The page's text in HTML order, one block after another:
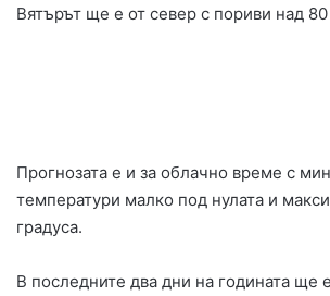
Вятърът ще е от север с пориви над
Прогнозата е и за облачно време с
температури малко под нулата и
градуса.
В последните два дни на годината ще